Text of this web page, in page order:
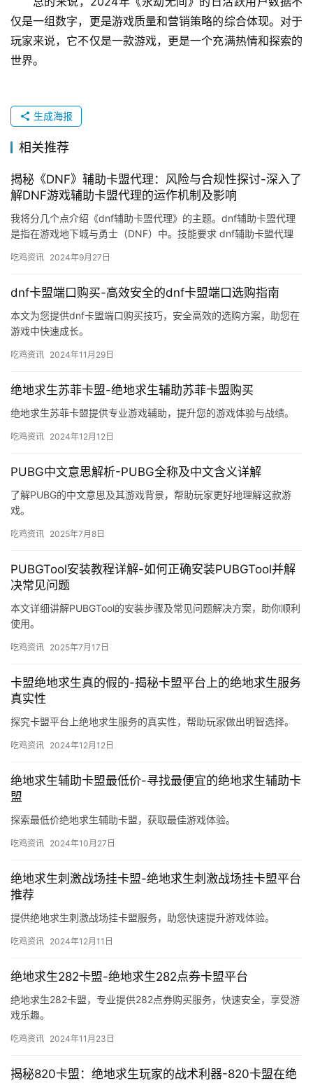
仅是一组数字，更是游戏质量和营销策略的综合体现。对于
玩家来说，它不仅是一款游戏，更是一个充满热情和探索的
世界。
生成海报
相关推荐
揭秘《DNF》辅助卡盟代理：风险与合规性探讨-深入了
解DNF游戏辅助卡盟代理的运作机制及影响
我将分几个点介绍《dnf辅助卡盟代理》的主题。dnf辅助卡盟代理
是指在游戏地下城与勇士（DNF）中。技能要求 dnf辅助卡盟代理
吃鸡资讯 2024年9月27日
dnf卡盟端口购买-高效安全的dnf卡盟端口选购指南
本文为您提供dnf卡盟端口购买技巧，安全高效的选购方案，助您在
游戏中快速成长。
吃鸡资讯 2024年11月29日
绝地求生苏菲卡盟-绝地求生辅助苏菲卡盟购买
绝地求生苏菲卡盟提供专业游戏辅助，提升您的游戏体验与战绩。
吃鸡资讯 2024年12月12日
PUBG中文意思解析-PUBG全称及中文含义详解
了解PUBG的中文意思及其游戏背景，帮助玩家更好地理解这款游
戏。
吃鸡资讯 2025年7月8日
PUBGTool安装教程详解-如何正确安装PUBGTool并解
决常见问题
本文详细讲解PUBGTool的安装步骤及常见问题解决方案，助你顺利
使用。
吃鸡资讯 2025年7月17日
卡盟绝地求生真的假的-揭秘卡盟平台上的绝地求生服务
真实性
探究卡盟平台上绝地求生服务的真实性，帮助玩家做出明智选择。
吃鸡资讯 2024年12月12日
绝地求生辅助卡盟最低价-寻找最便宜的绝地求生辅助卡
盟
探索最低价绝地求生辅助卡盟，获取最佳游戏体验。
吃鸡资讯 2024年10月27日
绝地求生刺激战场挂卡盟-绝地求生刺激战场挂卡盟平台
推荐
提供绝地求生刺激战场挂卡盟服务，助您快速提升游戏体验。
吃鸡资讯 2024年12月11日
绝地求生282卡盟-绝地求生282点券卡盟平台
绝地求生282卡盟，专业提供282点券购买服务，快速安全，享受游
戏乐趣。
吃鸡资讯 2024年11月23日
揭秘820卡盟：绝地求生玩家的战术利器-820卡盟在绝